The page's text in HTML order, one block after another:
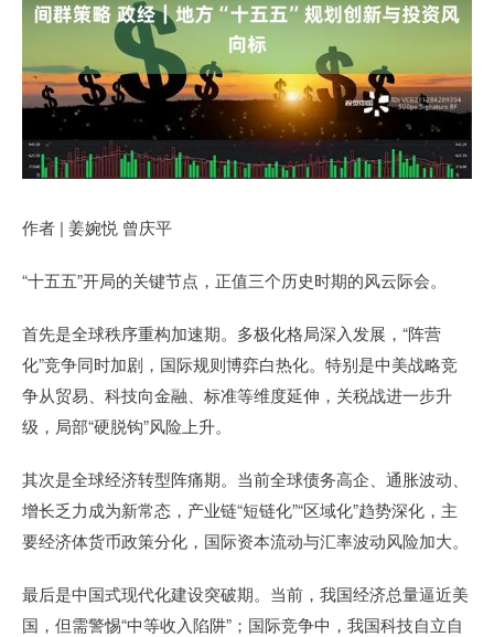
作者 | 姜婉悦 曾庆平
“十五五”开局的关键节点，正值三个历史时期的风云际会。
首先是全球秩序重构加速期。多极化格局深入发展，“阵营
化”竞争同时加剧，国际规则博弈白热化。特别是中美战略竞
争从贸易、科技向金融、标准等维度延伸，关税战进一步升
级，局部“硬脱钩”风险上升。
其次是全球经济转型阵痛期。当前全球债务高企、通胀波动、
增长乏力成为新常态，产业链“短链化”“区域化”趋势深化，主
要经济体货币政策分化，国际资本流动与汇率波动风险加大。
最后是中国式现代化建设突破期。当前，我国经济总量逼近美
国，但需警惕“中等收入陷阱”；国际竞争中，我国科技自立自